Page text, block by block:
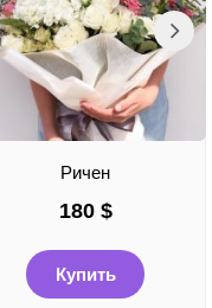
Ричен
180 $
Купить